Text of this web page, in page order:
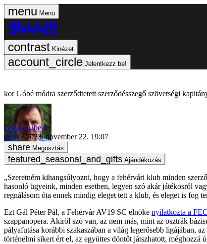
Menü
Kinézet
Jelentkezz be!
Góbé módra szerződtetett szerződésszegő szövetségi
Gazda Albert
sport
2023. november 22. 19:07
Megosztás
Ajándékozás
„Szeretném kihangsúlyozni, hogy a fehérvári klub minden
hasonló ügyeink, minden esetben, legyen szó akár játékosról
regnálásom óta ennek mindig eleget tett a klub, és eleget is fog
Ezt Gál Péter Pál, a Fehérvár AV19 SC elnöke nyilatkozta a
szappanopera. Akiről szó van, az nem más, mint az osztrák
pályafutása korábbi szakaszában a világ legerősebb ligájában,
történelmi sikert ért el, az együttes döntőt játszhatott,